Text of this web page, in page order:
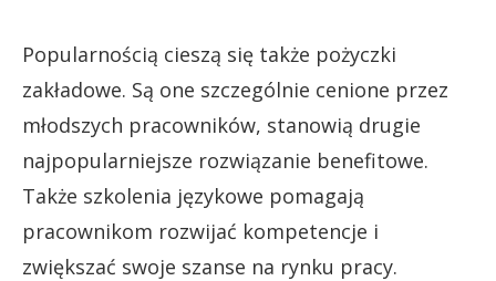
Popularnością cieszą się także pożyczki
zakładowe. Są one szczególnie cenione przez
młodszych pracowników, stanowią drugie
najpopularniejsze rozwiązanie benefitowe.
Także szkolenia językowe pomagają
pracownikom rozwijać kompetencje i
zwiększać swoje szanse na rynku pracy.